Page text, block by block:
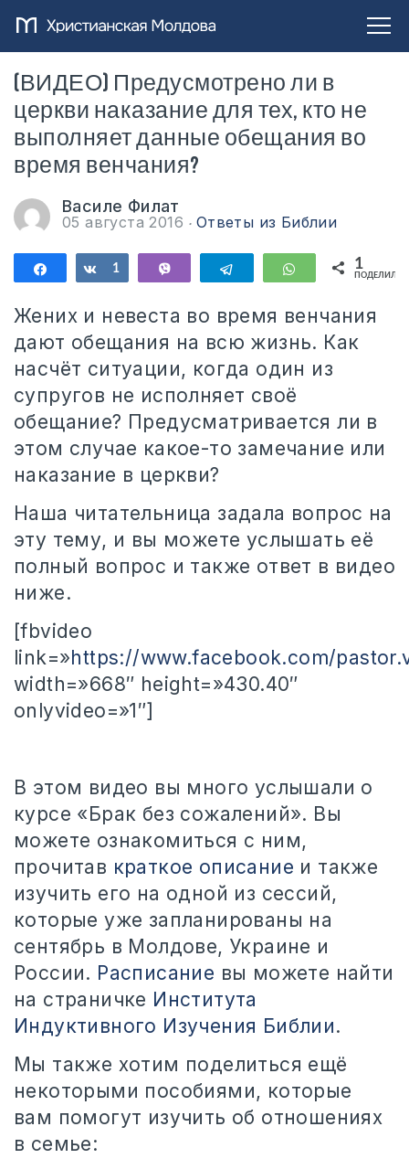
(ВИДЕО) Предусмотрено ли в
церкви наказание для тех, кто не
выполняет данные обещания во
время венчания?
Василе Филат
05 августа 2016 Ответы из Библии
ПоделитьсяПоделиться
1 Telegram WhatsApp
1
Жених и невеста во время венчания
дают обещания на всю жизнь. Как
насчёт ситуации, когда один из
супругов не исполняет своё
обещание? Предусматривается ли в
этом случае какое-то замечание или
наказание в церкви?
Наша читательница задала вопрос на
эту тему, и вы можете услышать её
полный вопрос и также ответ в видео
ниже.
[fbvideo
link=»https://www.facebook.com/
width=»668″ height=»430.40″
onlyvideo=»1″]
В этом видео вы много услышали о
курсе «Брак без сожалений». Вы
можете ознакомиться с ним,
прочитав краткое описание и также
изучить его на одной из сессий,
которые уже запланированы на
сентябрь в Молдове, Украине и
России. Расписание вы можете найти
на страничке Института
Индуктивного Изучения Библии.
Мы также хотим поделиться ещё
некоторыми пособиями, которые
вам помогут изучить об отношениях
в семье: